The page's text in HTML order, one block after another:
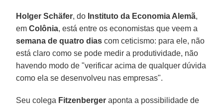
Holger Schäfer, do Instituto da Economia Alemã,
emColônia, está entre os economistas que veem a
semana de quatro diascom ceticismo: para ele, não
está claro como se pode medir a produtividade, não
havendo modo de "verificar acima de qualquer dúvida
como ela se desenvolveu nas empresas".
Seu colega Fitzenberger aponta a possibilidade de